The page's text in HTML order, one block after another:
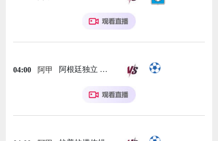
04:00 阿甲 阿根廷独立